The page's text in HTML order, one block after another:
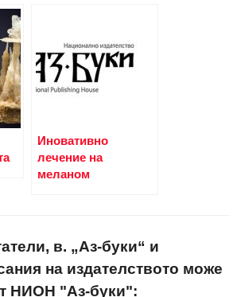
Иновативно
лечение на
меланом
в. „Аз-буки“ и
на издателството може
НИОН "Аз-буки":